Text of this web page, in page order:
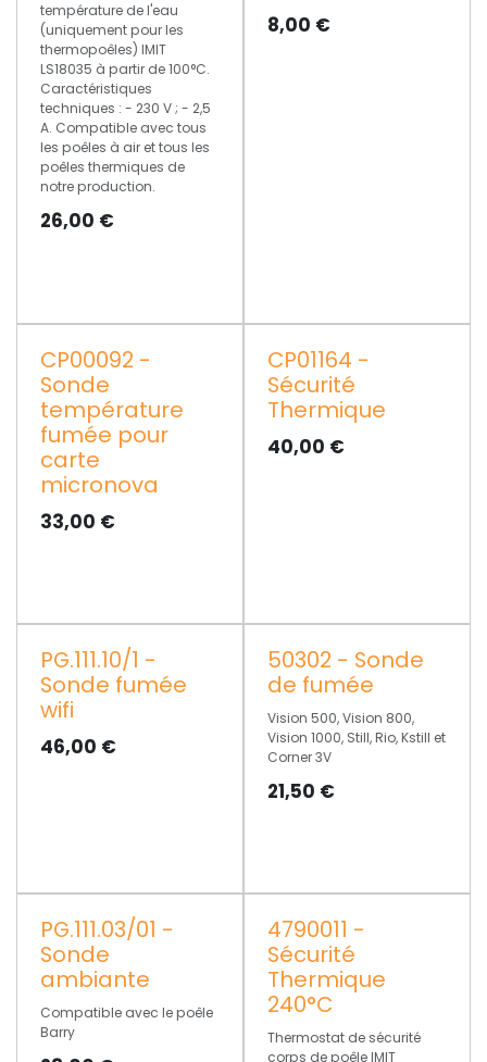
température de l'eau
(uniquement pour les
thermopoêles) IMIT
LS18035 à partir de 100°C.
Caractéristiques
techniques : - 230 V ; - 2,5
A. Compatible avec tous
les poêles à air et tous les
poêles thermiques de
notre production.
26,00 €
8,00 €
PROMO
CP00092 -
Sonde
température
fumée pour
carte
micronova
33,00 €
CP01164 -
Sécurité
Thermique
40,00 €
PG.111.10/1 -
Sonde fumée
wifi
46,00 €
50302 - Sonde
de fumée
Vision 500, Vision 800,
Vision 1000, Still, Rio, Kstill et
Corner 3V
21,50 €
PG.111.03/01 -
Sonde
ambiante
Compatible avec le poêle
Barry
4790011 -
Sécurité
Thermique
240°C
Thermostat de sécurité
corps de poêle IMIT